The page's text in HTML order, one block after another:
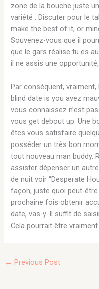
zone de la bouche juste
variété . Discuter pour le
make the best of it, or
Souvenez-vous que il
que le gars réalise tu es
il ne assis une
Par conséquent,
blind date is you avez
vous connaissez n’est
vous get debout up. Une
êtes vous satisfaire
posséder un très bon
tout nouveau man buddy.
assister dépenser un
de nuit voir “Desperate
façon, juste quoi peut-
prochaine fois obtenir
date, vas-y. Il suffit de
Cela pourrait être
← Previous Post